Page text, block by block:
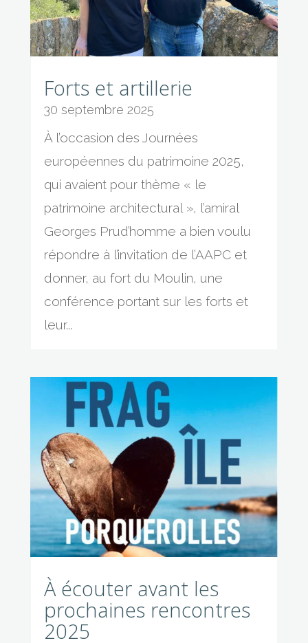
Forts et artillerie
30 septembre 2025
À l’occasion des Journées
européennes du patrimoine 2025,
qui avaient pour thème « le
patrimoine architectural », l’amiral
Georges Prud’homme a bien voulu
répondre à l’invitation de l’AAPC et
donner, au fort du Moulin, une
conférence portant sur les forts et
leur...
À écouter avant les
prochaines rencontres
2025